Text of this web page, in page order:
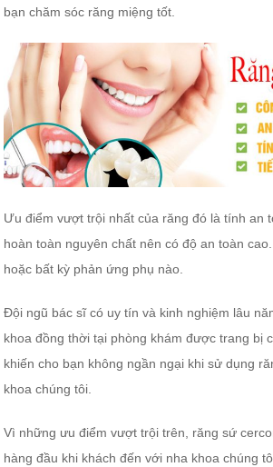
bạn chăm sóc răng miệng tốt.
Ưu điểm vượt trội nhất của răng đó là tính an
hoàn toàn nguyên chất nên có độ an toàn
hoặc bất kỳ phản ứng phụ nào.
Đội ngũ bác sĩ có uy tín và kinh nghiệm lâu
khoa đồng thời tại phòng khám được trang bị
khiến cho bạn không ngần ngại khi sử dụng
khoa chúng tôi.
Vì những ưu điểm vượt trội trên, răng sứ
hàng đầu khi khách đến với nha khoa chúng